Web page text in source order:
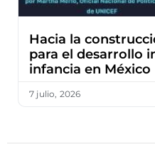
Hacia la
para el desarrollo
infancia en México
7 julio, 2026